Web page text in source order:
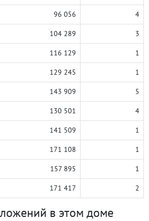
96 056 4
104 289 3
116 129 1
129 245 1
143 909 5
130 501 4
141 509 1
171 108 1
157 895 1
171 417 2
в этом доме